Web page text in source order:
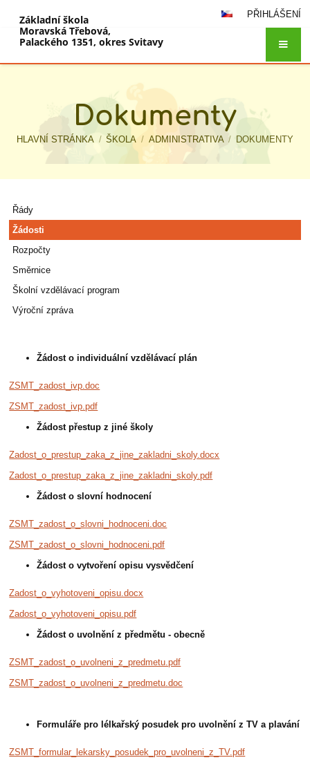
PŘIHLÁŠENÍ
Základní škola
Moravská Třebová,
Palackého 1351, okres Svitavy
Dokumenty
HLAVNÍ STRÁNKA / ŠKOLA / ADMINISTRATIVA / DOKUMENTY
Dokumenty
Řády
Žádosti
Rozpočty
Směrnice
Školní vzdělávací program
Výroční zpráva
Žádost o individuální vzdělávací plán
ZSMT_zadost_ivp.doc
ZSMT_zadost_ivp.pdf
Žádost přestup z jiné školy
Zadost_o_prestup_zaka_z_jine_zakladni_skoly.docx
Zadost_o_prestup_zaka_z_jine_zakladni_skoly.pdf
Žádost o slovní hodnocení
ZSMT_zadost_o_slovni_hodnoceni.doc
ZSMT_zadost_o_slovni_hodnoceni.pdf
Žádost o vytvoření opisu vysvědčení
Zadost_o_vyhotoveni_opisu.docx
Zadost_o_vyhotoveni_opisu.pdf
Žádost o uvolnění z předmětu - obecně
ZSMT_zadost_o_uvolneni_z_predmetu.pdf
ZSMT_zadost_o_uvolneni_z_predmetu.doc
Formuláře pro lélkařský posudek pro uvolnění z TV a plavání
ZSMT_formular_lekarsky_posudek_pro_uvolneni_z_TV.pdf